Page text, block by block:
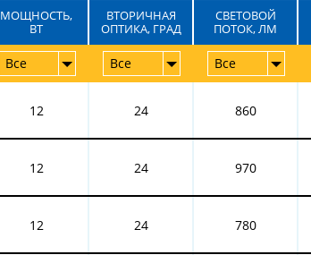
МОЩНОСТЬ,
ВТ
ВТОРИЧНАЯ
ОПТИКА, ГРАД
СВЕТОВОЙ
ПОТОК, ЛМ
Все Все Все
12 24 860
12 24 970
12 24 780